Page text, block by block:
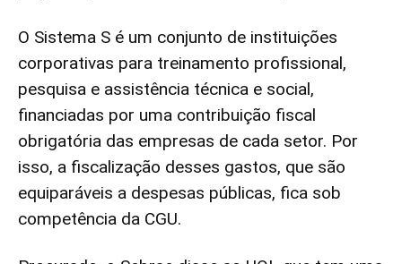
O Sistema S é um conjunto de instituições
corporativas para treinamento profissional,
pesquisa e assistência técnica e social,
financiadas por uma contribuição fiscal
obrigatória das empresas de cada setor. Por
isso, a fiscalização desses gastos, que são
equiparáveis a despesas públicas, fica sob
competência da CGU.